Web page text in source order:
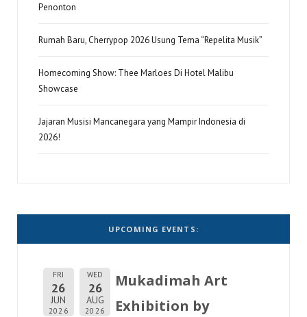
Penonton
Rumah Baru, Cherrypop 2026 Usung Tema “Repelita Musik”
Homecoming Show: Thee Marloes Di Hotel Malibu
Showcase
Jajaran Musisi Mancanegara yang Mampir Indonesia di
2026!
UPCOMING EVENTS:
FRI
26
JUN
2026
WED
26
AUG
2026
Mukadimah Art
Exhibition by